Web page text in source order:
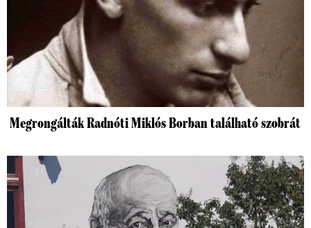
Megrongálták Radnóti Miklós Borban található szobrát